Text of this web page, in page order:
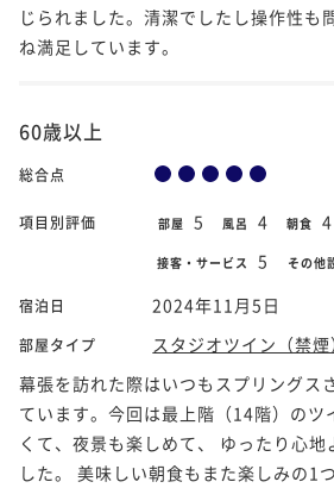
じられました。清潔でしたし操作性も
ね満足しています。
60歳以上
総合点
項目別評価 部屋 5 風呂 4 朝食 4
接客・サービス 5 その他
宿泊日 2024年11月5日
部屋タイプ
スタジオツイン（禁煙
幕張を訪れた際はいつもスプリングス
ています。今回は最上階（14階）のツ
くて、夜景も楽しめて、 ゆったり心地
した。 美味しい朝食もまた楽しみの1